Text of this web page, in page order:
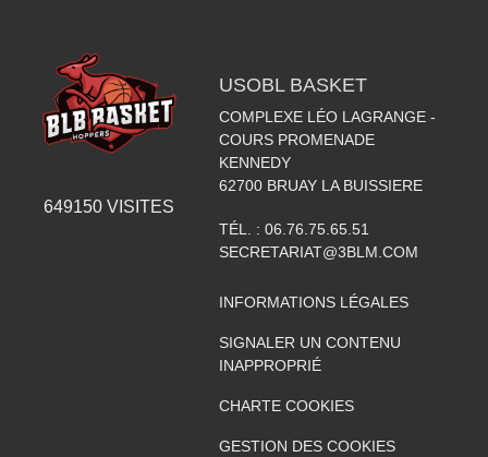
649150 VISITES
USOBL BASKET
COMPLEXE LÉO LAGRANGE -
COURS PROMENADE
KENNEDY
62700 BRUAY LA BUISSIERE
TÉL. : 06.76.75.65.51
SECRETARIAT@3BLM.COM
INFORMATIONS LÉGALES
SIGNALER UN CONTENU
INAPPROPRIÉ
CHARTE COOKIES
GESTION DES COOKIES